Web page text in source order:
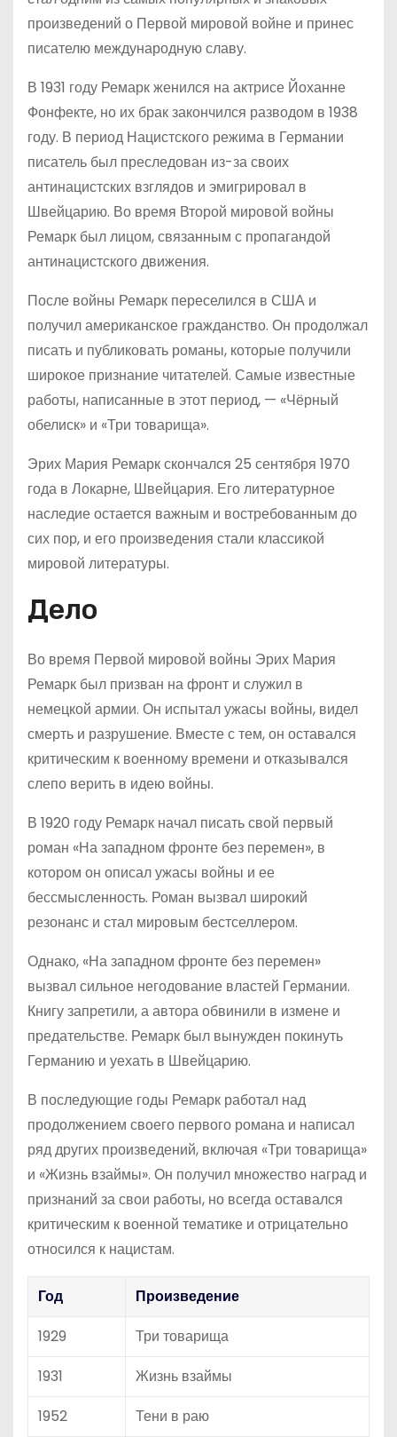
произведений о Первой мировой войне и принес
писателю международную славу.
В 1931 году Ремарк женился на актрисе Йоханне
Фонфекте, но их брак закончился разводом в 1938
году. В период Нацистского режима в Германии
писатель был преследован из-за своих
антинацистских взглядов и эмигрировал в
Швейцарию. Во время Второй мировой войны
Ремарк был лицом, связанным с пропагандой
антинацистского движения.
После войны Ремарк переселился в США и
получил американское гражданство. Он продолжал
писать и публиковать романы, которые получили
широкое признание читателей. Самые известные
работы, написанные в этот период, — «Чёрный
обелиск» и «Три товарища».
Эрих Мария Ремарк скончался 25 сентября 1970
года в Локарне, Швейцария. Его литературное
наследие остается важным и востребованным до
сих пор, и его произведения стали классикой
мировой литературы.
Дело
Во время Первой мировой войны Эрих Мария
Ремарк был призван на фронт и служил в
немецкой армии. Он испытал ужасы войны, видел
смерть и разрушение. Вместе с тем, он оставался
критическим к военному времени и отказывался
слепо верить в идею войны.
В 1920 году Ремарк начал писать свой первый
роман «На западном фронте без перемен», в
котором он описал ужасы войны и ее
бессмысленность. Роман вызвал широкий
резонанс и стал мировым бестселлером.
Однако, «На западном фронте без перемен»
вызвал сильное негодование властей Германии.
Книгу запретили, а автора обвинили в измене и
предательстве. Ремарк был вынужден покинуть
Германию и уехать в Швейцарию.
В последующие годы Ремарк работал над
продолжением своего первого романа и написал
ряд других произведений, включая «Три товарища»
и «Жизнь взаймы». Он получил множество наград и
признаний за свои работы, но всегда оставался
критическим к военной тематике и отрицательно
относился к нацистам.
Год
Произведение
1929
Три товарища
1931
Жизнь взаймы
1952
Тени в раю